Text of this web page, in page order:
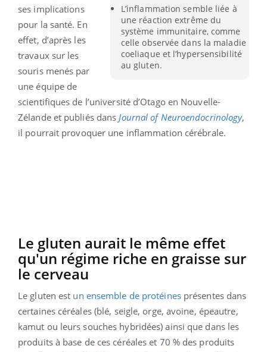
L’inflammation semble liée à
une réaction extrême du
système immunitaire, comme
celle observée dans la maladie
coeliaque et l’hypersensibilité
au gluten.
ses implications
pour la santé. En
effet, d’après les
travaux sur les
souris menés par
une équipe de
scientifiques de l’université d’Otago en Nouvelle-
Zélande et publiés dans Journal of Neuroendocrinology,
il pourrait provoquer une inflammation cérébrale.
Le gluten aurait le même effet
qu'un régime riche en graisse sur
le cerveau
Le gluten est un ensemble de protéinesprésentes dans
certaines céréales (blé, seigle, orge, avoine, épeautre,
kamut ou leurs souches hybridées) ainsi que dans les
produits à base de ces céréales et 70 % des produits